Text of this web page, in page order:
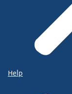
Help